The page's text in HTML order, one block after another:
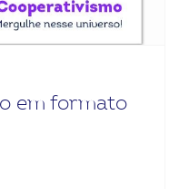
em formato